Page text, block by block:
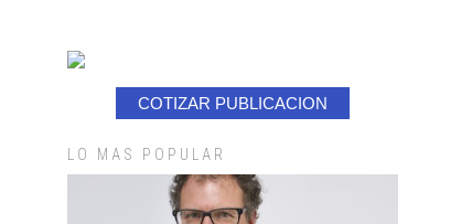
COTIZAR PUBLICACION
LO MAS POPULAR